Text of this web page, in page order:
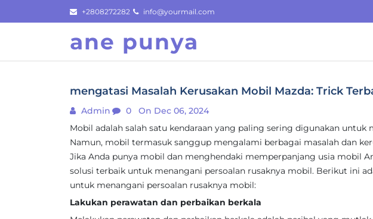
to
+2808272282 info@yourmail.com
ane punya
mengatasi Masalah Kerusakan Mobil Mazda: Trick
Admin 0
On Dec 06, 2024
Mobil adalah salah satu kendaraan yang paling sering digunakan untuk
Namun, mobil termasuk sanggup mengalami berbagai masalah dan
Jika Anda punya mobil dan menghendaki memperpanjang usia mobil
solusi terbaik untuk menangani persoalan rusaknya mobil. Berikut ini
untuk menangani persoalan rusaknya mobil:
Lakukan perawatan dan perbaikan berkala